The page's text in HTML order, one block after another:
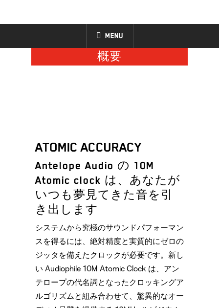
Menu
概要
ATOMIC ACCURACY
Antelope Audio の 10M
Atomic clock は、あなたが
いつも夢見てきた音を引
き出します
システムから究極のサウンドパフォーマン
スを得るには、絶対精度と実質的にゼロの
ジッタを備えたクロックが必要です。新し
い Audiophile 10M Atomic Clock は、アン
テロープの代名詞となったクロッキングア
ルゴリズムと組み合わせて、驚異的なオー